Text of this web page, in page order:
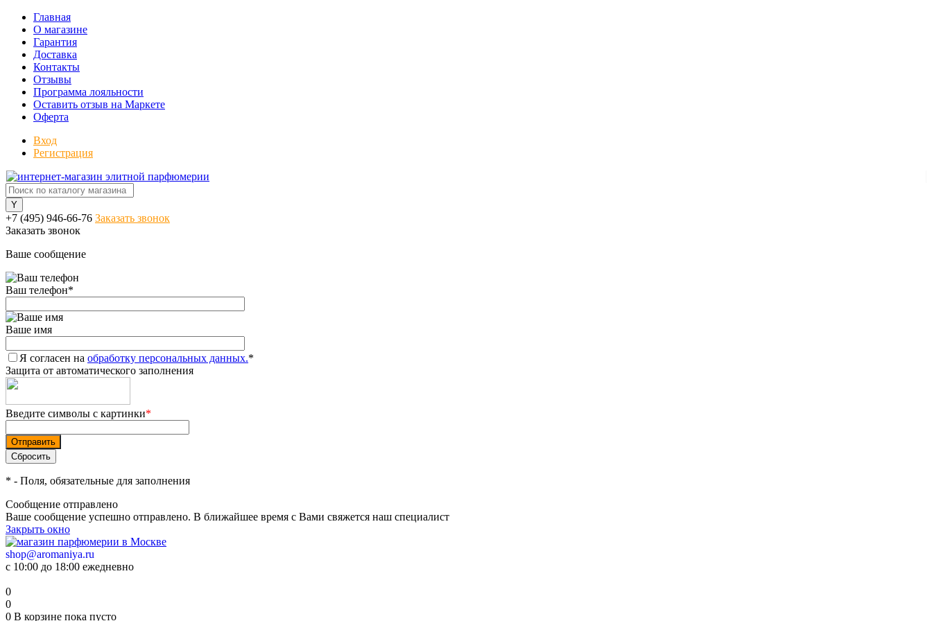
Главная
О магазине
Гарантия
Доставка
Контакты
Отзывы
Программа лояльности
Оставить отзыв на Маркете
Оферта
Вход
Регистрация
+7 (495) 946-66-76 Заказать звонок
Заказать звонок
Ваше сообщение
Ваш телефон*
Ваше имя
Я согласен на обработку персональных данных.*
Защита от автоматического заполнения
Введите символы с картинки*
* - Поля, обязательные для заполнения
Сообщение отправлено
Ваше сообщение успешно отправлено. В ближайшее время с Вами свяжется наш специалист
Закрыть окно
shop@aromaniya.ru
с 10:00 до 18:00 ежедневно
0
0
0 В корзине пока пусто